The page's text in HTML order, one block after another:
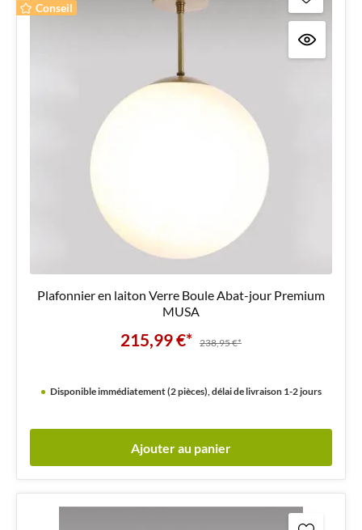
Conseil
Plafonnier en laiton Verre Boule Abat-jour Premium
MUSA
215,99 €* 238,95 €*
Disponible immédiatement (2 pièces), délai de livraison 1-2 jours
Ajouter au panier